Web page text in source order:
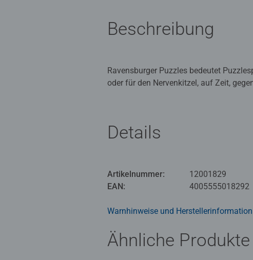
Beschreibung
Ravensburger Puzzles bedeutet
oder für den Nervenkitzel, auf Zeit,
Ravensburger Puzzles: Puzzlespaß
Qualität, Liebe zum Detail und eine
unvergessliches Puzzleerlebnis. Vom
Details
Artikelnummer:
12001829
EAN:
4005555018292
Warnhinweise und Herstellerinformation
Ähnliche Produkte